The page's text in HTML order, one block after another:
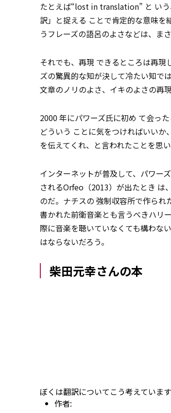
たとえば“lost in translation” と いう
訳」と捉える ことで肯定的な意味
うフレーズの語呂のよさなどは、ま
それでも、再現 できるところは再現
ズの驚異的な知が決して冷たい知で
文章のノリのよさ、イキのよさの再
2000 年にパワーズ氏に初め て会っ
どういう ことに気をつければいい
を伝えてくれ、と言われたことを思い
インターネットが普及して、パワー
されるOrfeo（2013）が出たとき は
のだ。ナチスの 強制収容所で作ら
書かれた前衛音楽とも言うべきハリ
際に音楽を聴いていなくても構わな
はならないだろう。
柴田元幸さんの本
ぼくは翻訳についてこう考えていま
作者: